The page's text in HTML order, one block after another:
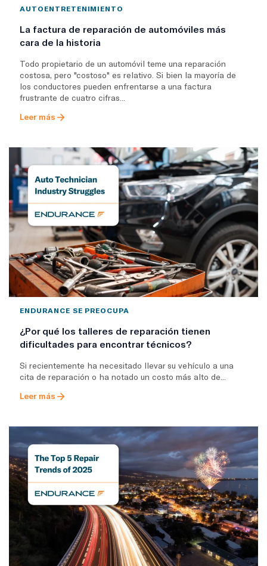
AUTOENTRETENIMIENTO
La factura de reparación de automóviles más
cara de la historia
Todo propietario de un automóvil teme una reparación
costosa, pero "costoso" es relativo. Si bien la mayoría de
los conductores pueden enfrentarse a una factura
frustrante de cuatro cifras...
Leer más
ENDURANCE SE PREOCUPA
¿Por qué los talleres de reparación tienen
dificultades para encontrar técnicos?
Si recientemente ha necesitado llevar su vehículo a una
cita de reparación o ha notado un costo más alto de...
Leer más